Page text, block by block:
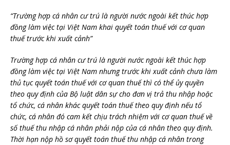
“Trường hợp cá nhân cư trú là người nước ngoài kết thúc hợp
đồng làm việc tại Việt Nam khai quyết toán thuế với cơ quan
thuếtrước khi xuất cảnh”
Trường hợp cá nhân cư trú là người nước ngoài kết thúc hợp
đồng làm việc tại Việt Nam nhưng trước khi xuất cảnh chưa làm
thủ tục quyết toán thuế với cơ quan thuế thì có thể ủy quyền
theo quy định của Bộ luật dân sự cho đơn vị trả thu nhập hoặc
tổ chức, cá nhân khác quyết toán thuế theo quy định nếu tổ
chức, cá nhân đó cam kết chịu trách nhiệm với cơ quan thuế về
số thuế thu nhập cá nhân phải nộp của cá nhân theo quy định.
Thời hạn nộp hồ sơ quyết toán thuế thu nhập cá nhân trong